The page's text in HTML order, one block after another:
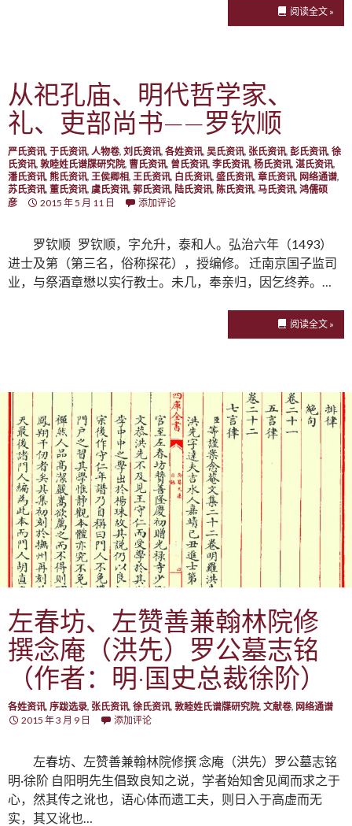
阅读全文 »
从祀孔庙、明代哲学家、
礼、吏部尚书——罗钦顺
严氏资讯, 于氏资讯, 人物卷, 刘氏资讯, 各姓资讯, 吴氏资讯, 张氏资讯, 彭氏资讯, 徐
氏资讯, 敦睦姓氏谱牒研究院, 曹氏资讯, 曾氏资讯, 李氏资讯, 杨氏资讯, 湛氏资讯,
潘氏资讯, 熊氏资讯, 王侯卿相, 王氏资讯, 白氏资讯, 盛氏资讯, 章氏资讯, 网络通谱,
苏氏资讯, 董氏资讯, 虞氏资讯, 郭氏资讯, 陆氏资讯, 陈氏资讯, 马氏资讯, 鸿儒硕
彦
2015 年 5 月 11 日 添加评论
罗钦顺 罗钦顺，字允升，泰和人。弘治六年（1493）
进士及第（第三名，俗称探花），授编修。 迁南京国子监司
业，与祭酒章懋以实行教士。未几，奉亲归，因乞终养。…
阅读全文 »
左春坊、左赞善兼翰林院修
撰念庵（洪先）罗公墓志铭
（作者：明·国史总裁徐阶）
各姓资讯, 序跋选录, 张氏资讯, 徐氏资讯, 敦睦姓氏谱牒研究院, 文献卷, 网络通谱
2015 年 3 月 9 日
添加评论
左春坊、左赞善兼翰林院修撰 念庵（洪先）罗公墓志铭
明·徐阶 自阳明先生倡致良知之说，学者始知舍见闻而求之于
心，然其传之讹也，语心体而遗工夫，则日入于高虚而无
实，其又讹也…